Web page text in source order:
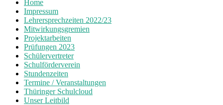
Home
Impressum
Lehrersprechzeiten 2022/23
Mitwirkungsgremien
Projektarbeiten
Prüfungen 2023
Schülervertreter
Schulförderverein
Stundenzeiten
Termine / Veranstaltungen
Thüringer Schulcloud
Unser Leitbild